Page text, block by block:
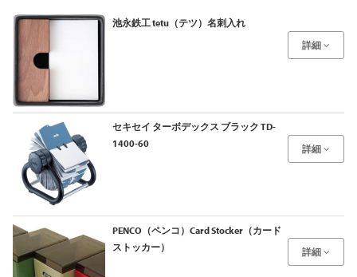
池永鉄工 tetu（テツ）名刺入れ
詳細
セキセイ ターボデックス ブラック TD-
1400-60
詳細
PENCO（ペンコ）Card Stocker（カード
ストッカー）
詳細